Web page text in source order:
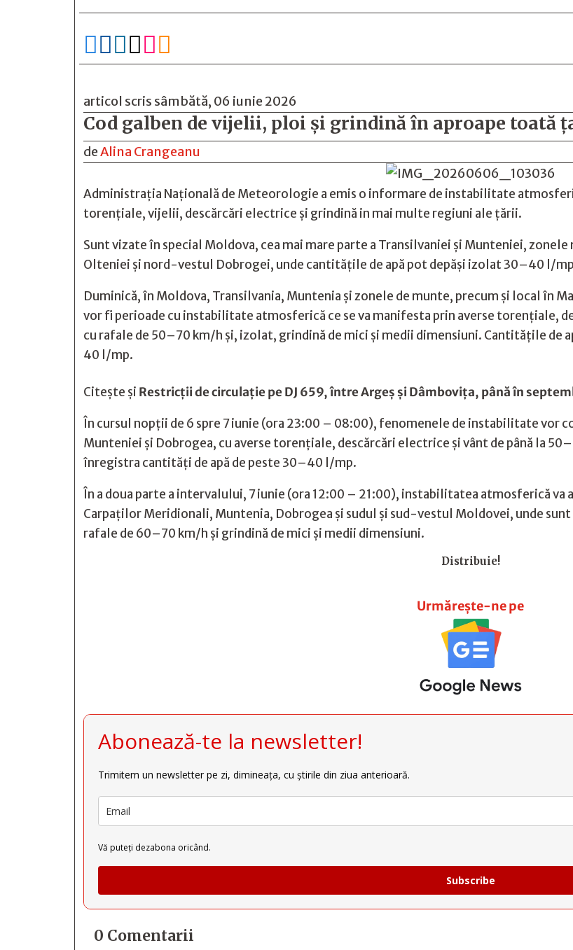

articol scris sâmbătă, 06 iunie 2026
Cod galben de vijelii, ploi și grindină în aproape toată
deAlina Crangeanu
Administrația Națională de Meteorologie a emis o informare de instabilitate
torențiale, vijelii, descărcări electrice și grindină in mai multe regiuni ale țării.
Sunt vizate în special Moldova, cea mai mare parte a Transilvaniei și Munteniei,
Olteniei și nord-vestul Dobrogei, unde cantitățile de apă pot depăși izolat 30–40 l/
Duminică, în Moldova, Transilvania, Muntenia și zonele de munte, precum și local în
vor fi perioade cu instabilitate atmosferică ce se va manifesta prin averse torențiale,
cu rafale de 50–70 km/h și, izolat, grindină de mici și medii dimensiuni. Cantitățile de
40 l/mp.
Citește și Restricții de circulație pe DJ 659, între Argeș și Dâmbovița, până în
În cursul nopții de 6 spre 7 iunie (ora 23:00 – 08:00), fenomenele de instabilitate vor
Munteniei și Dobrogea, cu averse torențiale, descărcări electrice și vânt de până la
înregistra cantități de apă de peste 30–40 l/mp.
În a doua parte a intervalului, 7 iunie (ora 12:00 – 21:00), instabilitatea atmosferică
Carpaților Meridionali, Muntenia, Dobrogea și sudul și sud-vestul Moldovei, unde
rafale de 60–70 km/h și grindină de mici și medii dimensiuni.
Distribuie!
Urmărește-ne pe
Abonează-te la newsletter!
Trimitem un newsletter pe zi, dimineața, cu știrile din ziua anterioară.
Vă puteți dezabona oricând.
Subscribe
0 Comentarii